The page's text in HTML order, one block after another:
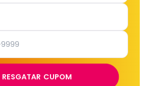
RESGATAR CUPOM